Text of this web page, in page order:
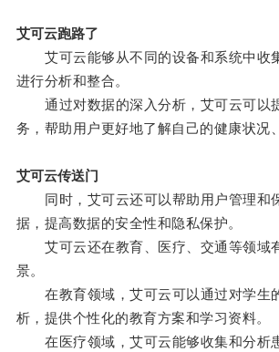
艾可云跑路了
艾可云能够从不同的设备和系统中收
进行分析和整合。
通过对数据的深入分析，艾可云可以
务，帮助用户更好地了解自己的健康状况
艾可云传送门
同时，艾可云还可以帮助用户管理和
据，提高数据的安全性和隐私保护。
艾可云还在教育、医疗、交通等领域
景。
在教育领域，艾可云可以通过对学生
析，提供个性化的教育方案和学习资料。
在医疗领域，艾可云能够收集和分析